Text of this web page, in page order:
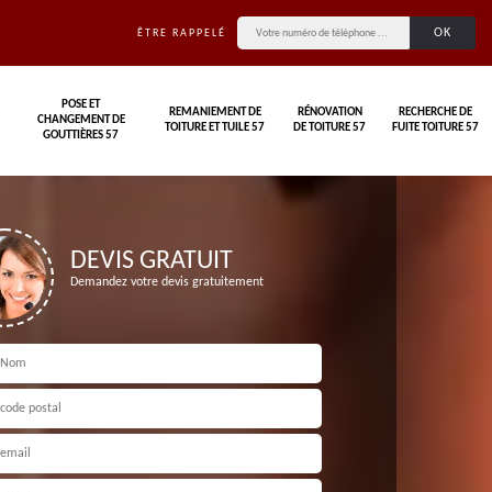
ÊTRE RAPPELÉ
POSE ET
CHANGEMENT DE
GOUTTIÈRES 57
REMANIEMENT DE
TOITURE ET TUILE 57
RÉNOVATION
DE TOITURE 57
RECHERCHE DE
FUITE TOITURE 57
DEVIS GRATUIT
Demandez votre devis gratuitement